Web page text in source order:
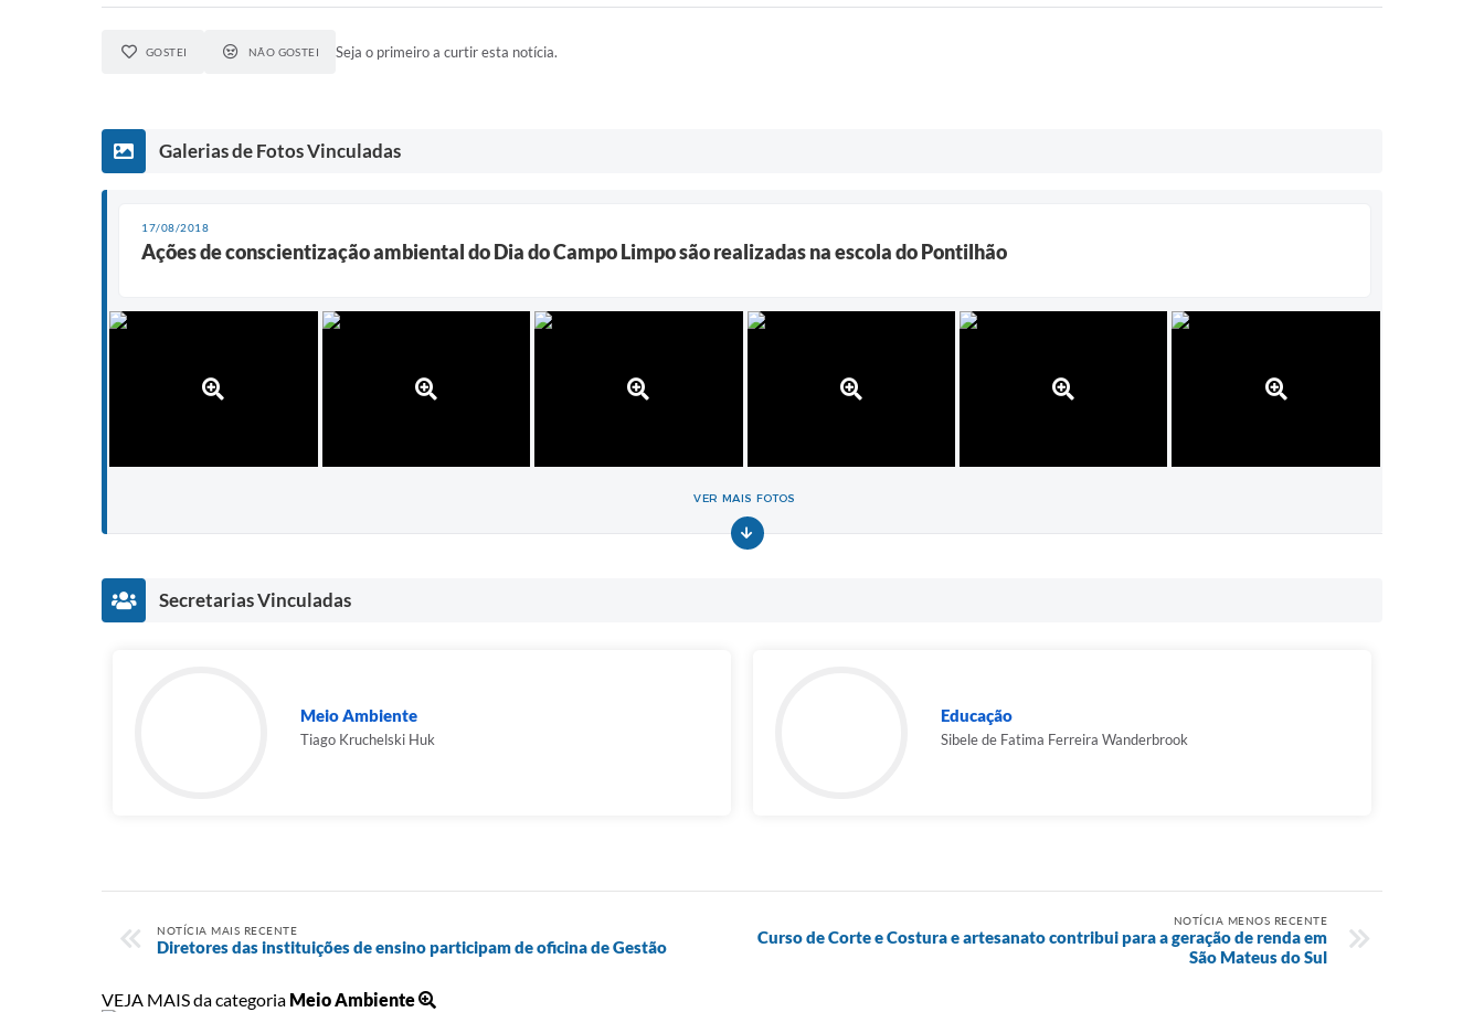
GOSTEI NÃO GOSTEI Seja o primeiro a curtir esta notícia.
Galerias de Fotos Vinculadas
17/08/2018
Ações de conscientização ambiental do Dia do Campo Limpo são realizadas na escola do Pontilhão
VER MAIS FOTOS
Secretarias Vinculadas
Meio Ambiente
Tiago Kruchelski Huk
Educação
Sibele de Fatima Ferreira Wanderbrook
NOTÍCIA MAIS RECENTE
Diretores das instituições de ensino participam de oficina de Gestão
NOTÍCIA MENOS RECENTE
Curso de Corte e Costura e artesanato contribui para a geração de renda em
São Mateus do Sul
VEJA MAIS da categoria Meio Ambiente